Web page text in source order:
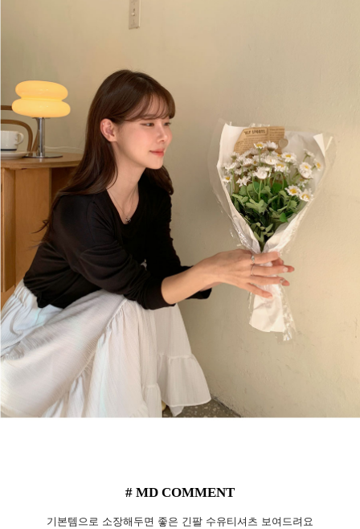
# MD COMMENT
기본템으로 소장해두면 좋은 긴팔 수유티셔츠 보여드려요